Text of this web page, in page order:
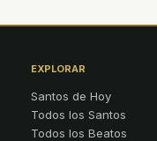
EXPLORAR
Santos de Hoy
Todos los Santos
Todos los Beatos